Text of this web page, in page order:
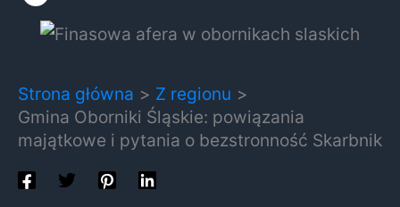
Strona główna
Z regionu
Gmina Oborniki Śląskie: powiązania
majątkowe i pytania o bezstronność Skarbnik